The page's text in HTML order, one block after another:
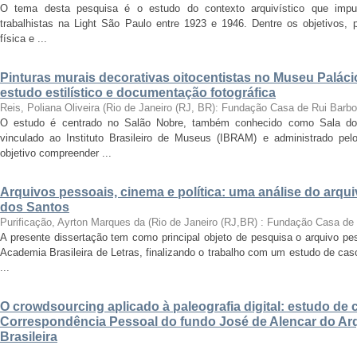
O tema desta pesquisa é o estudo do contexto arquivístico que
trabalhistas na Light São Paulo entre 1923 e 1946. Dentre os objetivos,
física e ...
Pinturas murais decorativas oitocentistas no Museu
estudo estilístico e documentação fotográfica
Reis, Poliana Oliveira (Rio de Janeiro (RJ, BR): Fundação Casa de Rui
O estudo é centrado no Salão Nobre, também conhecido como Sala
vinculado ao Instituto Brasileiro de Museus (IBRAM) e administrado
objetivo compreender ...
Arquivos pessoais, cinema e política: uma análise do
dos Santos
Purificação, Ayrton Marques da (Rio de Janeiro (RJ,BR) : Fundação Casa
A presente dissertação tem como principal objeto de pesquisa o arquivo
Academia Brasileira de Letras, finalizando o trabalho com um estudo de
...
O crowdsourcing aplicado à paleografia digital: estudo de
Correspondência Pessoal do fundo José de Alencar do
Brasileira